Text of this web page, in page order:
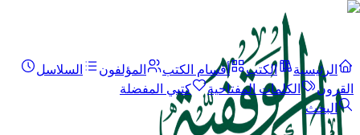
الرئيسية الكتب أقسام الكتب المؤلفون
السلاسل
القرون
الكلمات المفتاحية
كتبي المفضلة
البحث